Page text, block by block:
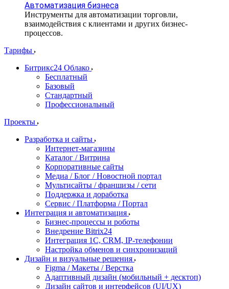
Автоматизация бизнеса
Инструменты для автоматизации торговли,
взаимодействия с клиентами и других бизнес-
процессов.
Тарифы
Битрикс24 Облако
Бесплатный
Базовый
Стандартный
Профессиональный
Проекты
Разработка и сайты
Интернет-магазины
Каталог / Витрина
Корпоративные сайты
Медиа / Блог / Новостной портал
Мультисайты / франшизы / сети
Поддержка и доработка
Сервис / Платформа / Портал
Интеграция и автоматизация
Бизнес-процессы и роботы
Внедрение Bitrix24
Интеграция 1С, CRM, IP-телефонии
Настройка обменов и синхронизаций
Дизайн и визуальные решения
Figma / Макеты / Верстка
Адаптивный дизайн (мобильный + десктоп)
Дизайн сайтов и интерфейсов (UI/UX)